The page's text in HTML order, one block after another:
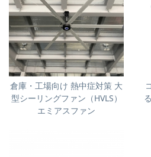
倉庫・工場向け 熱中症対策 大
型シーリングファン（HVLS）
エミアスファン